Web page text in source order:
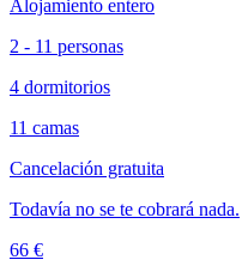
Alojamiento entero
2 - 11 personas
4 dormitorios
11 camas
Cancelación gratuita
Todavía no se te cobrará nada.
66 €